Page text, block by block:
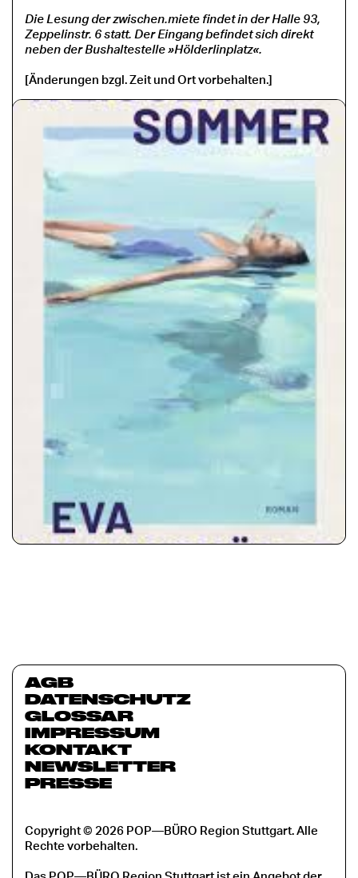
Die Lesung der zwischen.miete findet in der Halle 93,
Zeppelinstr. 6 statt. Der Eingang befindet sich direkt
neben der Bushaltestelle »Hölderlinplatz«.
[Änderungen bzgl. Zeit und Ort vorbehalten.]
AGB
DATENSCHUTZ
GLOSSAR
IMPRESSUM
KONTAKT
NEWSLETTER
PRESSE
Copyright © 2026 POP—BÜRO Region Stuttgart. Alle
Rechte vorbehalten.